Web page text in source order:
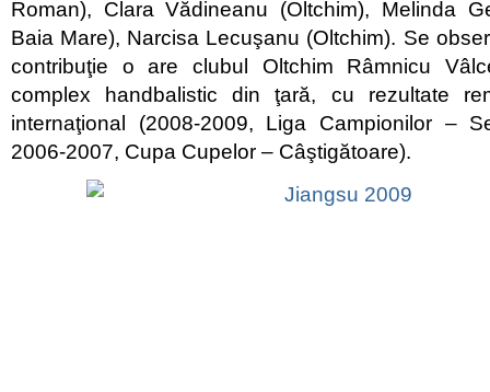
Roman), Clara Vădineanu (Oltchim), Melinda
Baia Mare), Narcisa Lecuşanu (Oltchim). Se
contribuţie o are clubul Oltchim Râmnicu
complex handbalistic din ţară, cu rezultate
internaţional (2008-2009, Liga Campionilor –
2006-2007, Cupa Cupelor – Câştigătoare).